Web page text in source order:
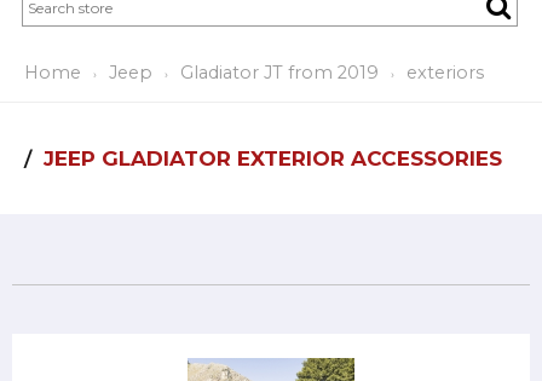
Home Jeep Gladiator JT from 2019 exteriors
JEEP GLADIATOR EXTERIOR ACCESSORIES